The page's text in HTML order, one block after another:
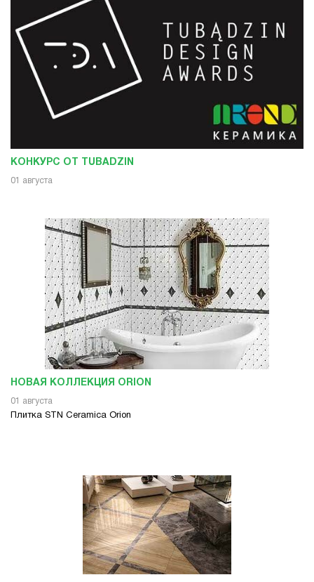
КОНКУРС ОТ TUBADZIN
01 августа
НОВАЯ КОЛЛЕКЦИЯ ORION
01 августа
Плитка STN Ceramica Orion